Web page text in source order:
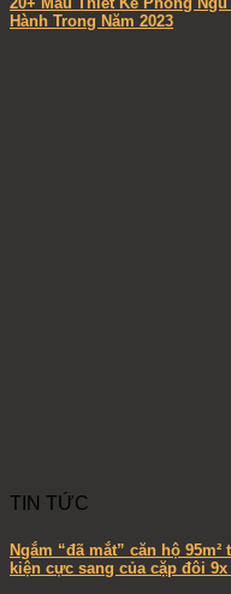
Hành Trong Năm 2023
TIN TỨC
Ngắm “đã mắt” căn hộ
kiện cực sang của cặp đôi 9x